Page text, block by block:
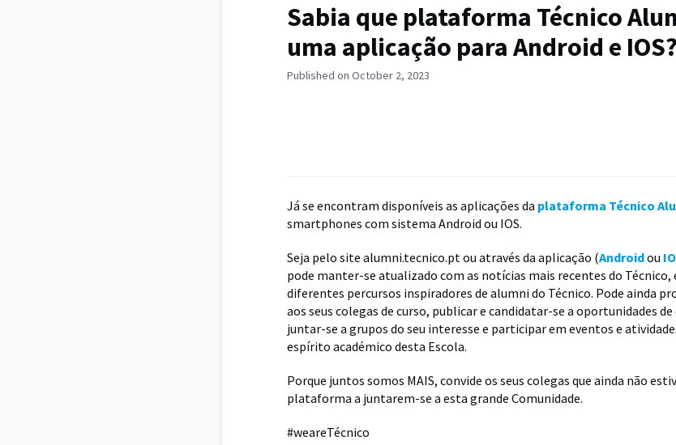
Sabia que plataforma Técnico
uma aplicação para Android e IOS?
Published on October 2, 2023
Já se encontram disponíveis as aplicações da plataforma Técnico
smartphones com sistema Android ou IOS.
Seja pelo site alumni.tecnico.pt ou através da aplicação (Androidou
pode manter-se atualizado com as notícias mais recentes do Técnico,
diferentes percursos inspiradores de alumni do Técnico. Pode ainda
aos seus colegas de curso, publicar e candidatar-se a oportunidades
juntar-se a grupos do seu interesse e participar em eventos e
espírito académico desta Escola.
Porque juntos somos MAIS, convide os seus colegas que ainda não
plataforma a juntarem-se a esta grande Comunidade.
#weareTécnico